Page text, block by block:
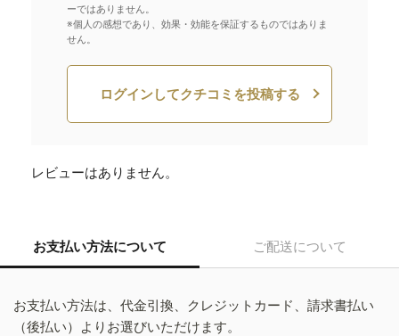
ーではありません。
※個人の感想であり、効果・効能を保証するものではありま
せん。
ログインしてクチコミを投稿する
レビューはありません。
お支払い方法について ご配送について
お支払い方法は、代金引換、クレジットカード、請求書払い
（後払い）よりお選びいただけます。